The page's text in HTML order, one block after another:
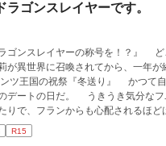
ゴンスレイヤーです。
イヤーの称号を！？』 どこにでも居る普
異世界に召喚されてから、一年が
ツ王国の祝祭『冬送り』 かつて
うき気分なフユリは雪道で転
りで、フランからも心配されるほど
地で、聖女としてフランと旅をし
も違うし、女の子同士。 そ
R15